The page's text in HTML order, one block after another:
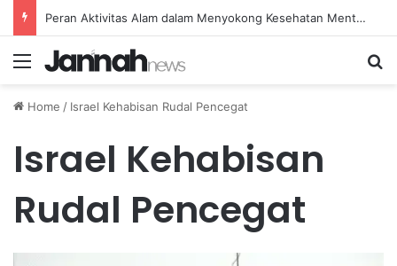
Peran Aktivitas Alam dalam Menyokong Kesehatan Mental dan Menenangkan Pikiran di Masa Sulit
Menu
Home / Israel Kehabisan Rudal Pencegat
Israel Kehabisan
Rudal Pencegat